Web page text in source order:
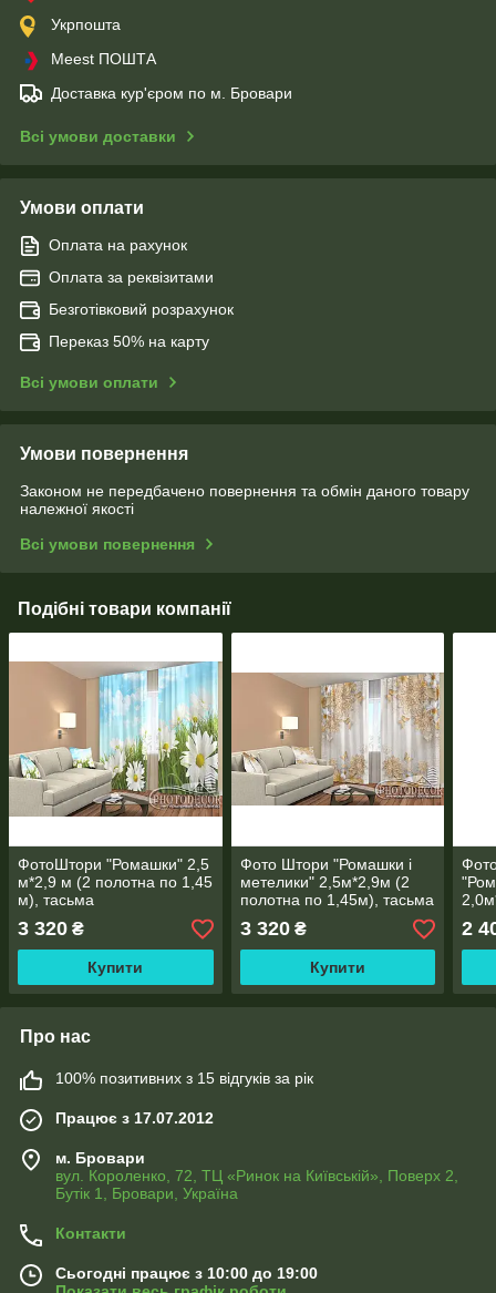
Укрпошта
Meest ПОШТА
Доставка кур'єром по м. Бровари
Всі умови доставки
Умови оплати
Оплата на рахунок
Оплата за реквізитами
Безготівковий розрахунок
Переказ 50% на карту
Всі умови оплати
Умови повернення
Законом не передбачено повернення та обмін даного товару
належної якості
Всі умови повернення
Подібні товари компанії
ФотоШтори "Ромашки" 2,5
м*2,9 м (2 полотна по 1,45
м), тасьма
3 320 ₴
Купити
Фото Штори "Ромашки і
метелики" 2,5м*2,9м (2
полотна по 1,45м), тасьма
3 320₴
Купити
2
Про нас
100% позитивних з 15 відгуків за рік
Працює з 17.07.2012
м. Бровари
вул. Короленко, 72, ТЦ «Ринок на Київській», Поверх 2,
Бутік 1, Бровари, Україна
Контакти
Сьогодні працює з 10:00 до 19:00